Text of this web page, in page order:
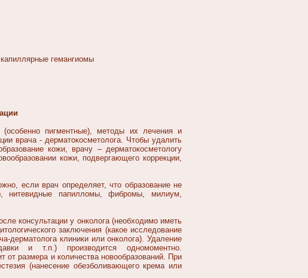
гемангиомы
пигментные), методы их лечения и
врача - дерматокосметолога. Чтобы удалить
кожи, врачу – дерматокосметологу
кожи, подвергающего коррекции,
если врач определяет, что образование не
нитевидные папилломы, фибромы, милиум,
консультации у онколога (необходимо иметь
заключения (какое исследование
дерматолога клиники или онколога). Удаление
и т.п.) производится одномоментно.
от размера и количества новообразований. При
(нанесение обезболивающего крема или